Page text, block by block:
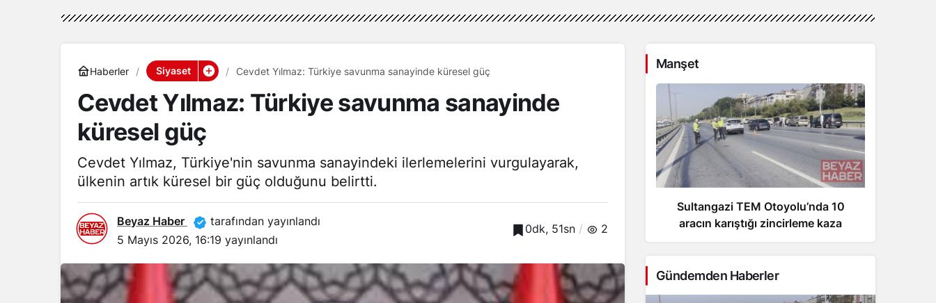
Haberler Siyaset Cevdet Yılmaz: Türkiye savunma sanayinde küresel güç
Cevdet Yılmaz: Türkiye savunma sanayinde
küresel güç
Cevdet Yılmaz, Türkiye'nin savunma sanayindeki ilerlemelerini vurgulayarak,
ülkenin artık küresel bir güç olduğunu belirtti.
Beyaz Haber
tarafından yayınlandı
5 Mayıs 2026, 16:19 yayınlandı
0dk, 51sn 2
Manşet
Sultangazi TEM Otoyolu’nda 10
aracın karıştığı zincirleme kaza
Gündemden Haberler